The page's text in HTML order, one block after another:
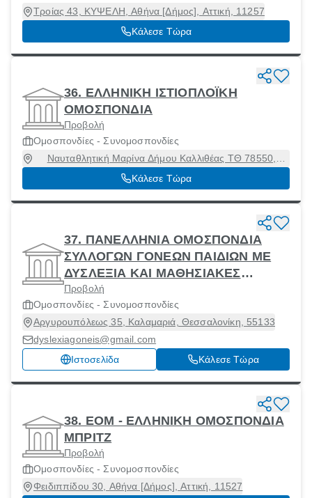
Τροίας 43, ΚΥΨΕΛΗ, Αθήνα [Δήμος], Αττική, 11257
Κάλεσε Τώρα
36. ΕΛΛΗΝΙΚΗ ΙΣΤΙΟΠΛΟΪΚΗ
ΟΜΟΣΠΟΝΔΙΑ
Προβολή
Ομοσπονδίες - Συνομοσπονδίες
Ναυταθλητική Μαρίνα Δήμου Καλλιθέας ΤΘ 78550,
Καλλιθέα, Αττική, 17602
Κάλεσε Τώρα
37. ΠΑΝΕΛΛΗΝΙΑ ΟΜΟΣΠΟΝΔΙΑ
ΣΥΛΛΟΓΩΝ ΓΟΝΕΩΝ ΠΑΙΔΙΩΝ ΜΕ
ΔΥΣΛΕΞΙΑ ΚΑΙ ΜΑΘΗΣΙΑΚΕΣ
ΔΥΣΚΟΛΙΕΣ
Προβολή
Ομοσπονδίες - Συνομοσπονδίες
Αργυρουπόλεως 35, Καλαμαριά, Θεσσαλονίκη, 55133
dyslexiagoneis@gmail.com
Ιστοσελίδα
Κάλεσε Τώρα
38. ΕΟΜ - ΕΛΛΗΝΙΚΗ ΟΜΟΣΠΟΝΔΙΑ
ΜΠΡΙΤΖ
Προβολή
Ομοσπονδίες - Συνομοσπονδίες
Φειδιππίδου 30, Αθήνα [Δήμος], Αττική, 11527